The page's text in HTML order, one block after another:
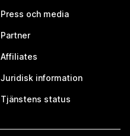
Press och media
Partner
Affiliates
Juridisk information
Tjänstens status